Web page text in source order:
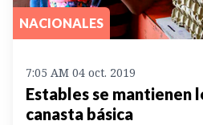
NACIONALES
7:05 AM 04 oct. 2019
Estables se mantienen
canasta básica